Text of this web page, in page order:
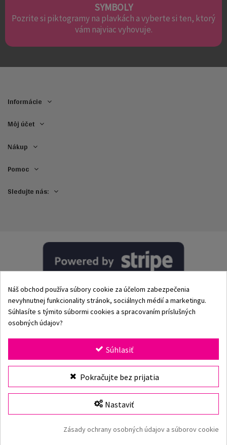
SYMBOLY
Pozrite si piktogramy na plavkách a vyberte si ten, ktorý
vám najviac vyhovuje.
Informácie
Môj účet
Nákup
Pomoc
Sledujte nás:
© 2002–2026 Origami-Bikini Kft. Všetky práva vyhradené.
Origami Bikini– prémiové dámske plavky a bikiny priamo
od výrobcu. Objav našu kolekciu pre rok 2026 s klasickými
aj modernými strihmi, jedinečnými vzormi a kvalitnými
plavkami vyrobenými z prvotriednych materiálov. Viac ako
25 rokov skúseností, rýchle doručenie a bezpečné online
Origami Bikini webová stránka
Náš obchod používa súbory cookie za účelom zabezpečenia
nevyhnutnej funkcionality stránok, sociálnych médií a marketingu.
Súhlasíte s týmito súbormi cookies a spracovaním príslušných
osobných údajov?
Súhlasiť
Pokračujte bez prijatia
Nastaviť
Zásady ochrany osobných údajov a súborov cookie